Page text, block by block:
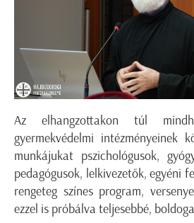
Az elhangzottakon túl
gyermekvédelmi intézményeinek
munkájukat pszichológusok,
pedagógusok, lelkivezetők, egyéni
rengeteg színes program,
ezzel is próbálva teljesebbé,